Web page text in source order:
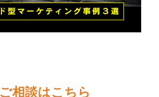
ご相談はこちら